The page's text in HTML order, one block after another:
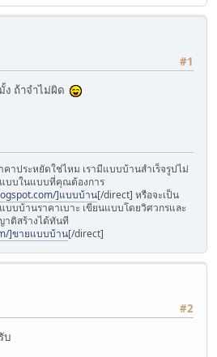
#1
ง ถ้าจำไม่ผิด
าประหยัดใช่ไหม เรามีแบบบ้านสำเร็จรูปไม่
บบในแบบที่คุณต้องการ
]แบบบ้าน[/direct] หรือจะเป็น
บบ้านราคาเบาะ เขียนแบบโดยวิศวกรและ
าติสร้างได้ทันที
]ขายแบบบ้าน[/direct]
#2
บ